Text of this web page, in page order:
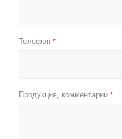
Телефон *
Продукция, комментарии *